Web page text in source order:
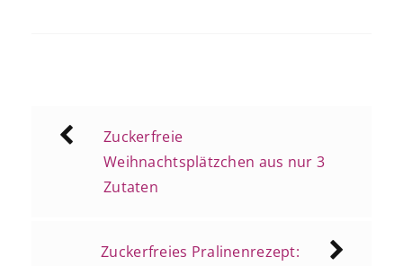
Beitragsnavigation
Zuckerfreie
Weihnachtsplätzchen aus nur 3
Zutaten
Zuckerfreies Pralinenrezept: